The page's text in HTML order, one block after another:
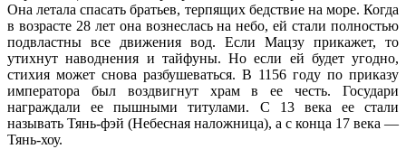
Она летала спасать братьев, терпящих бедствие на море. Когда
в возрасте 28 лет она вознеслась на небо, ей стали полностью
подвластны все движения вод. Если Мацзу прикажет, то
утихнут наводнения и тайфуны. Но если ей будет угодно,
стихия может снова разбушеваться. В 1156 году по приказу
императора был воздвигнут храм в ее честь. Государи
награждали ее пышными титулами. С 13 века ее стали
называть Тянь-фэй (Небесная наложница), а с конца 17 века —
Тянь-хоу.